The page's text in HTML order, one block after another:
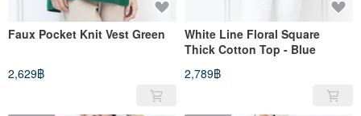
Faux Pocket Knit Vest Green
2,629฿
White Line Floral Square
Thick Cotton Top - Blue
2,789฿